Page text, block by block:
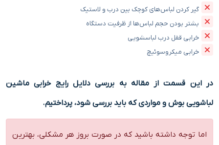
گیر کردن لباس‌های کوچک بین درب و لاستیک
بشتر بودن حجم لباس‌ها از ظرفیت دستگاه
خرابی قفل درب لباسشویی
خرابی میکروسوئیچ
در این قسمت از مقاله به بررسی دلایل رایج خرابی ماشین
لباشویی بوش و مواردی که باید بررسی شود، پرداختیم.
اما توجه داشته باشید که در صورت بروز هر مشکلی، بهترین